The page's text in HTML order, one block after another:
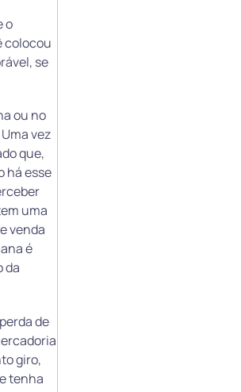
o
colocou
se
ou no
vez
que,
há esse
uma
venda
é
da
de
giro,
tenha